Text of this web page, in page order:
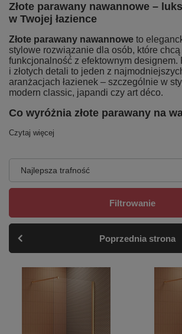
Złote parawany nawannowe –
w Twojej łazience
Złote parawany nawannowe to
stylowe rozwiązanie dla osób, które chcą
funkcjonalność z efektownym designem.
i złotych detali to jeden z
aranżacjach łazienek – szczególnie w
modern classic, japandi czy art déco.
Co wyróżnia złote parawany na
Czytaj więcej
Najlepsza trafność
Filtrowanie
Poprzednia strona